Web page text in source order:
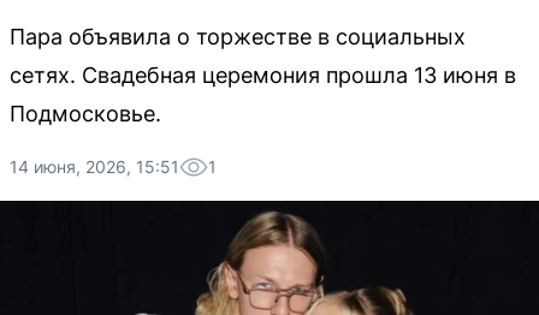
Пара объявила о торжестве в социальных
сетях. Свадебная церемония прошла 13 июня в
Подмосковье.
14 июня, 2026, 15:51 1